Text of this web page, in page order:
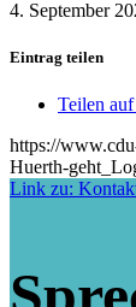
4. September
Eintrag teilen
Teilen
https://
Huerth-
Link zu: